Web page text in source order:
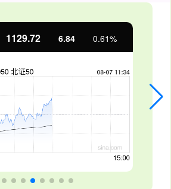
1129.72 6.84 0.61%